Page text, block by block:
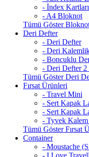
- İndex Kartları
- A4 Bloknot
Tümü Göster
Deri Defter
- Deri Defter
- Deri
- Boncuklu
- Deri Defter
Tümü Göster Deri
Fırsat Ürünleri
- Travel Mini
- Sert Kapak
- Sert Kapak
- Tyvek Kalem
Tümü Göster Fırsat
Container
- Moustache
- I Love